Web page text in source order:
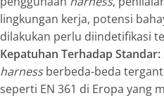
lingkungan kerja, potensi
dilakukan perlu diindetifikasi
Kepatuhan Terhadap Standar:
harnessberbeda-beda
seperti EN 361 di Eropa yang